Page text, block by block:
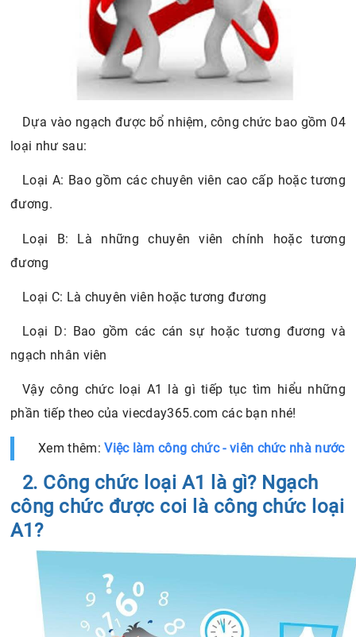
Dựa vào ngạch được bổ nhiệm, công chức bao gồm 04
loại như sau:
Loại A: Bao gồm các chuyên viên cao cấp hoặc tương
đương.
Loại B: Là những chuyên viên chính hoặc tương
đương
Loại C: Là chuyên viên hoặc tương đương
Loại D: Bao gồm các cán sự hoặc tương đương và
ngạch nhân viên
Vậy công chức loại A1 là gì tiếp tục tìm hiểu những
phần tiếp theo của viecday365.com các bạn nhé!
Xem thêm:Việc làm công chức - viên chức nhà nước
2. Công chức loại A1 là gì? Ngạch
công chức được coi là công chức loại
A1?